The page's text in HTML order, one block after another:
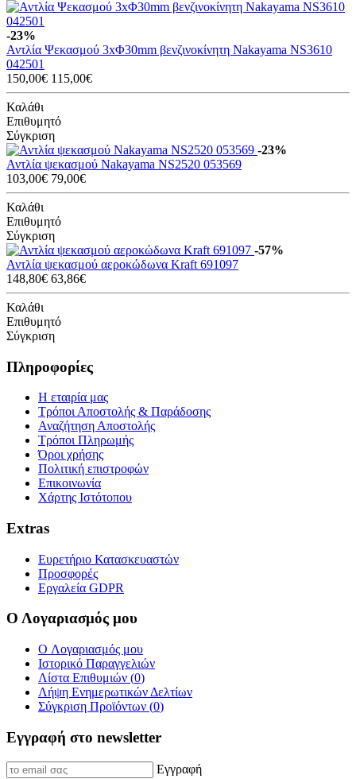
-23%
Αντλία Ψεκασμού 3xΦ30mm βενζινοκίνητη Nakayama NS3610
042501
150,00€ 115,00€
Καλάθι
Επιθυμητό
Σύγκριση
-23%
Αντλία ψεκασμού Nakayama NS2520 053569
103,00€ 79,00€
Καλάθι
Επιθυμητό
Σύγκριση
-57%
Αντλία ψεκασμού αεροκώδωνα Kraft 691097
148,80€ 63,86€
Καλάθι
Επιθυμητό
Σύγκριση
Πληροφορίες
Η εταιρία μας
Τρόποι Αποστολής & Παράδοσης
Αναζήτηση Αποστολής
Τρόποι Πληρωμής
Όροι χρήσης
Πολιτική επιστροφών
Επικοινωνία
Χάρτης Ιστότοπου
Extras
Ευρετήριο Κατασκευαστών
Προσφορές
Εργαλεία GDPR
Ο Λογαριασμός μου
O Λογαριασμός μου
Ιστορικό Παραγγελιών
Λίστα Επιθυμιών (0)
Λήψη Ενημερωτικών Δελτίων
Σύγκριση Προϊόντων (0)
Εγγραφή στο newsletter
Εγγραφή